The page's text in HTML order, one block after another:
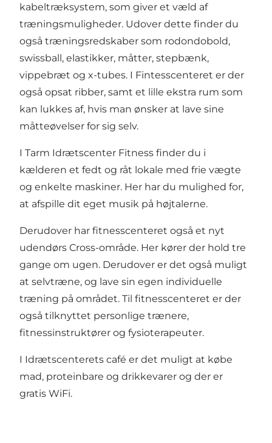
kabeltræksystem, som giver et væld af
træningsmuligheder. Udover dette finder du
også træningsredskaber som rodondobold,
swissball, elastikker, måtter, stepbænk,
vippebræt og x-tubes. I Fintesscenteret er der
også opsat ribber, samt et lille ekstra rum som
kan lukkes af, hvis man ønsker at lave sine
måtteøvelser for sig selv.
I Tarm Idrætscenter Fitness finder du i
kælderen et fedt og råt lokale med frie vægte
og enkelte maskiner. Her har du mulighed for,
at afspille dit eget musik på højtalerne.
Derudover har fitnesscenteret også et nyt
udendørs Cross-område. Her kører der hold tre
gange om ugen. Derudover er det også muligt
at selvtræne, og lave sin egen individuelle
træning på området. Til fitnesscenteret er der
også tilknyttet personlige trænere,
fitnessinstruktører og fysioterapeuter.
I Idrætscenterets café er det muligt at købe
mad, proteinbare og drikkevarer og der er
gratis WiFi.